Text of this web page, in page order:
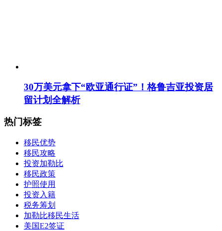
30万美元拿下“欧亚通行证”！格鲁吉亚投资居
留计划全解析
热门标签
移民优势
移民攻略
投资加勒比
移民政策
护照使用
投资入籍
税务筹划
加勒比移民生活
美国E2签证